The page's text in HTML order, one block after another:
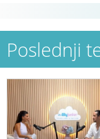
Poslednji